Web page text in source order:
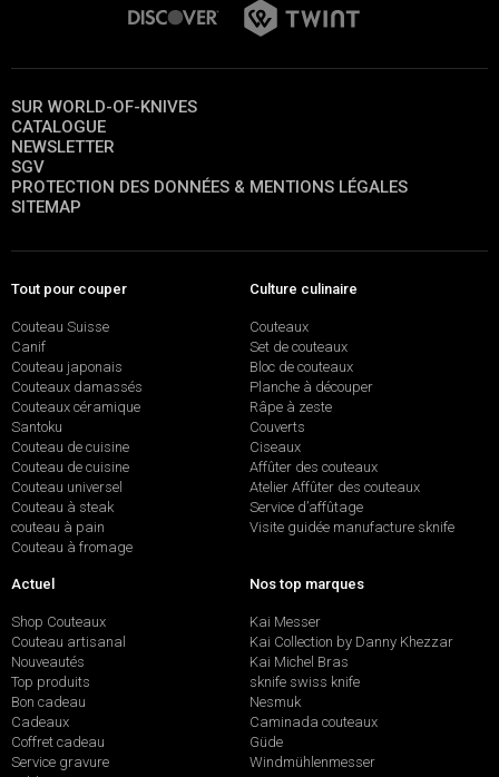
SUR WORLD-OF-KNIVES
CATALOGUE
NEWSLETTER
SGV
PROTECTION DES DONNÉES & MENTIONS LÉGALES
SITEMAP
Tout pour couper
Couteau Suisse
Canif
Couteau japonais
Couteaux damassés
Couteaux céramique
Santoku
Couteau de cuisine
Couteau de cuisine
Couteau universel
Couteau à steak
couteau à pain
Couteau à fromage
Culture culinaire
Couteaux
Set de couteaux
Bloc de couteaux
Planche à découper
Râpe à zeste
Couverts
Ciseaux
Affûter des couteaux
Atelier Affûter des couteaux
Service d’affûtage
Visite guidée manufacture sknife
Actuel
Shop Couteaux
Couteau artisanal
Nouveautés
Top produits
Bon cadeau
Cadeaux
Coffret cadeau
Service gravure
Nos top marques
Kai Messer
Kai Collection by Danny Khezzar
Kai Michel Bras
sknife swiss knife
Nesmuk
Caminada couteaux
Güde
Windmühlenmesser